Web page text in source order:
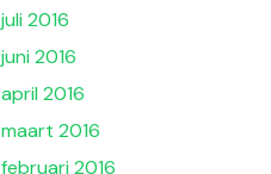
juli 2016
juni 2016
april 2016
maart 2016
februari 2016